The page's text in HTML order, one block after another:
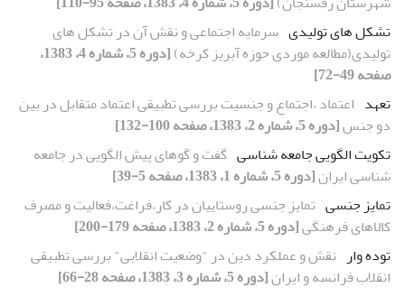
تشکل های تولیدی سرمایه اجتماعی و نقش آن در تشکل های
تولیدی(مطالعه موردی حوزه آبریز کرخه)
[دوره 5، شماره 4، 1383،
صفحه 49-72]
تعهد اعتماد ،اجتماع و جنسیت بررسی تطبیقی اعتماد متقابل در بین
دو جنس[دوره 5، شماره 2، 1383، صفحه 100-132]
تکویت الگویی جامعه شناسی گفت و گوهای پیش الگویی در جامعه
شناسی ایران[دوره 5، شماره 1، 1383، صفحه 5-39]
تمایز جنسی تمایز جنسی روستاییان در کار،فراغت،فعالیت و مصرف
کالاهای فرهنگی[دوره 5، شماره 2، 1383، صفحه 179-200]
توده وار نقش و عملکرد دین در "وضعیت انقلابی" بررسی تطبیقی
انقلاب فرانسه و ایران[دوره 5، شماره 3، 1383، صفحه 28-66]